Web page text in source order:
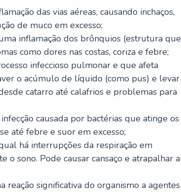
das vias aéreas, causando inchaços,
de muco em excesso;
inflamação dos brônquios (estrutura que
como dores nas costas, coriza e febre;
infeccioso pulmonar e que afeta
o acúmulo de líquido (como pus) e levar
catarro até calafrios e problemas para
causada por bactérias que atinge os
até febre e suor em excesso;
há interrupções da respiração em
o sono. Pode causar cansaço e atrapalhar a
reação significativa do organismo a agentes